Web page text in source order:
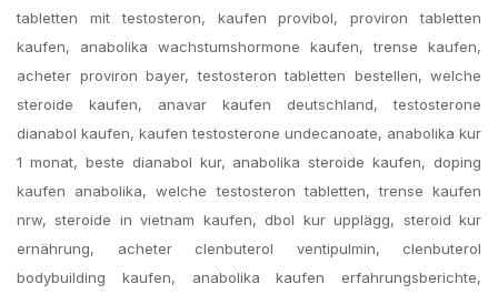
tabletten mit testosteron, kaufen provibol, proviron tabletten
kaufen, anabolika wachstumshormone kaufen, trense kaufen,
acheter proviron bayer, testosteron tabletten bestellen, welche
steroide kaufen, anavar kaufen deutschland, testosterone
dianabol kaufen, kaufen testosterone undecanoate, anabolika kur
1 monat, beste dianabol kur, anabolika steroide kaufen, doping
kaufen anabolika, welche testosteron tabletten, trense kaufen
nrw, steroide in vietnam kaufen, dbol kur upplägg, steroid kur
ernährung, acheter clenbuterol ventipulmin, clenbuterol
bodybuilding kaufen, anabolika kaufen erfahrungsberichte,